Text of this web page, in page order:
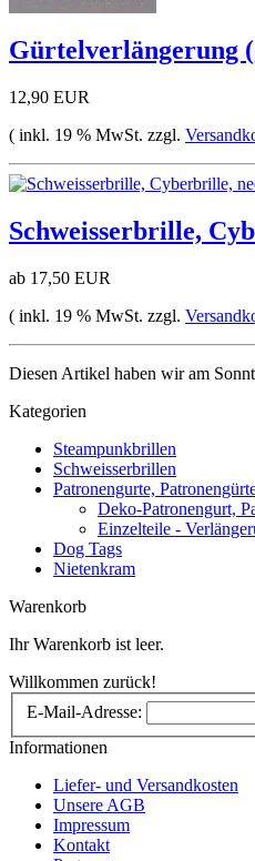
Gürtelverlängerung
12,90 EUR
( inkl. 19 % MwSt. zzgl.
Schweisserbrille,
ab 17,50 EUR
( inkl. 19 % MwSt. zzgl.
Diesen Artikel haben wir am
Kategorien
Steampunkbrillen
Schweisserbrillen
Patronengurte,
Deko-Patronengurt,
Einzelteile -
Dog Tags
Nietenkram
Warenkorb
Ihr Warenkorb ist leer.
Willkommen zurück!
E-Mail-Adresse:
Informationen
Liefer- und Versandkosten
Unsere AGB
Impressum
Kontakt